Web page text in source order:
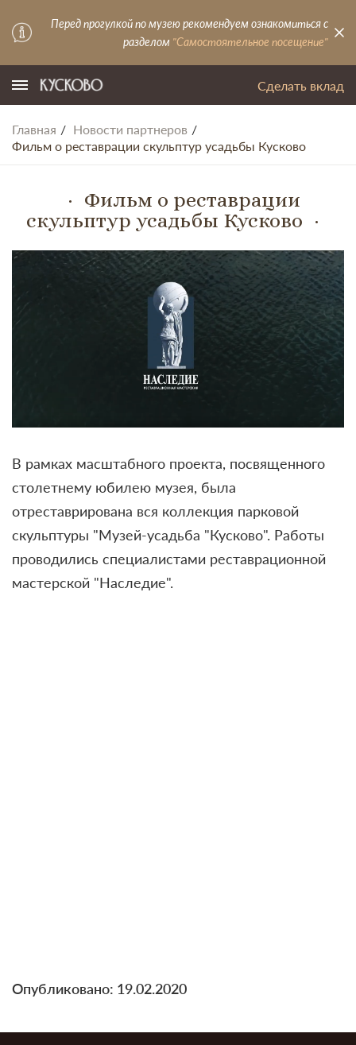
Перед прогулкой по музею рекомендуем ознакомиться с
разделом "Самостоятельное посещение"
Сделать вклад
Главная
Новости партнеров
Фильм о реставрации скульптур усадьбы Кусково
Фильм о реставрации
скульптур усадьбы Кусково
В рамках масштабного проекта, посвященного
столетнему юбилею музея, была
отреставрирована вся коллекция парковой
скульптуры "Музей-усадьба "Кусково". Работы
проводились специалистами реставрационной
мастерской "Наследие".
Опубликовано: 19.02.2020